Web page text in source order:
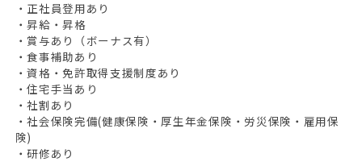
・正社員登用あり
・昇給・昇格
・賞与あり（ボーナス有）
・食事補助あり
・資格・免許取得支援制度あり
・住宅手当あり
・社割あり
・社会保険完備(健康保険・厚生年金保険・労災保険・雇用保
険)
・研修あり